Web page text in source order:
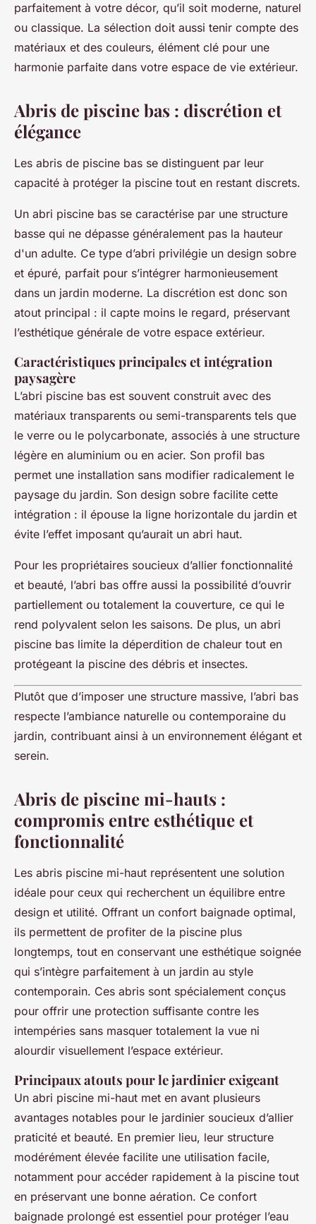
parfaitement à votre décor, qu’il soit moderne, naturel
ou classique. La sélection doit aussi tenir compte des
matériaux et des couleurs, élément clé pour une
harmonie parfaite dans votre espace de vie extérieur.
Abris de piscine bas : discrétion et
élégance
Les abris de piscine bas se distinguent par leur
capacité à protéger la piscine tout en restant discrets.
Un abri piscine bas se caractérise par une structure
basse qui ne dépasse généralement pas la hauteur
d'un adulte. Ce type d’abri privilégie un design sobre
et épuré, parfait pour s’intégrer harmonieusement
dans un jardin moderne. La discrétion est donc son
atout principal : il capte moins le regard, préservant
l’esthétique générale de votre espace extérieur.
Caractéristiques principales et intégration
paysagère
L’abri piscine bas est souvent construit avec des
matériaux transparents ou semi-transparents tels que
le verre ou le polycarbonate, associés à une structure
légère en aluminium ou en acier. Son profil bas
permet une installation sans modifier radicalement le
paysage du jardin. Son design sobre facilite cette
intégration : il épouse la ligne horizontale du jardin et
évite l’effet imposant qu’aurait un abri haut.
Pour les propriétaires soucieux d’allier fonctionnalité
et beauté, l’abri bas offre aussi la possibilité d’ouvrir
partiellement ou totalement la couverture, ce qui le
rend polyvalent selon les saisons. De plus, un abri
piscine bas limite la déperdition de chaleur tout en
protégeant la piscine des débris et insectes.
Plutôt que d’imposer une structure massive, l’abri bas
respecte l’ambiance naturelle ou contemporaine du
jardin, contribuant ainsi à un environnement élégant et
serein.
Abris de piscine mi-hauts :
compromis entre esthétique et
fonctionnalité
Les abris piscine mi-haut représentent une solution
idéale pour ceux qui recherchent un équilibre entre
design et utilité. Offrant un confort baignade optimal,
ils permettent de profiter de la piscine plus
longtemps, tout en conservant une esthétique soignée
qui s’intègre parfaitement à un jardin au style
contemporain. Ces abris sont spécialement conçus
pour offrir une protection suffisante contre les
intempéries sans masquer totalement la vue ni
alourdir visuellement l’espace extérieur.
Principaux atouts pour le jardinier exigeant
Un abri piscine mi-haut met en avant plusieurs
avantages notables pour le jardinier soucieux d’allier
praticité et beauté. En premier lieu, leur structure
modérément élevée facilite une utilisation facile,
notamment pour accéder rapidement à la piscine tout
en préservant une bonne aération. Ce confort
baignade prolongé est essentiel pour protéger l’eau